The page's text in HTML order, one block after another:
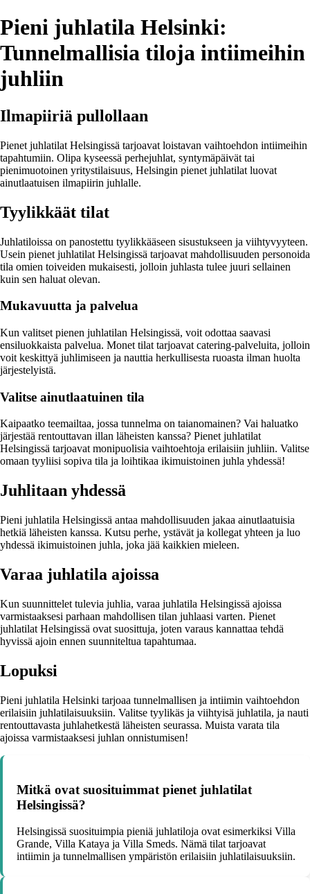
Pieni juhlatila Helsinki:
Tunnelmallisia tiloja intiimeihin
juhliin
Ilmapiiriä pullollaan
Pienet juhlatilat Helsingissä tarjoavat loistavan vaihtoehdon intiimeihin
tapahtumiin. Olipa kyseessä perhejuhlat, syntymäpäivät tai
pienimuotoinen yritystilaisuus, Helsingin pienet juhlatilat luovat
ainutlaatuisen ilmapiirin juhlalle.
Tyylikkäät tilat
Juhlatiloissa on panostettu tyylikkääseen sisustukseen ja viihtyvyyteen.
Usein pienet juhlatilat Helsingissä tarjoavat mahdollisuuden personoida
tila omien toiveiden mukaisesti, jolloin juhlasta tulee juuri sellainen
kuin sen haluat olevan.
Mukavuutta ja palvelua
Kun valitset pienen juhlatilan Helsingissä, voit odottaa saavasi
ensiluokkaista palvelua. Monet tilat tarjoavat catering-palveluita, jolloin
voit keskittyä juhlimiseen ja nauttia herkullisesta ruoasta ilman huolta
järjestelyistä.
Valitse ainutlaatuinen tila
Kaipaatko teemailtaa, jossa tunnelma on taianomainen? Vai haluatko
järjestää rentouttavan illan läheisten kanssa? Pienet juhlatilat
Helsingissä tarjoavat monipuolisia vaihtoehtoja erilaisiin juhliin. Valitse
omaan tyyliisi sopiva tila ja loihtikaa ikimuistoinen juhla yhdessä!
Juhlitaan yhdessä
Pieni juhlatila Helsingissä antaa mahdollisuuden jakaa ainutlaatuisia
hetkiä läheisten kanssa. Kutsu perhe, ystävät ja kollegat yhteen ja luo
yhdessä ikimuistoinen juhla, joka jää kaikkien mieleen.
Varaa juhlatila ajoissa
Kun suunnittelet tulevia juhlia, varaa juhlatila Helsingissä ajoissa
varmistaaksesi parhaan mahdollisen tilan juhlaasi varten. Pienet
juhlatilat Helsingissä ovat suosittuja, joten varaus kannattaa tehdä
hyvissä ajoin ennen suunniteltua tapahtumaa.
Lopuksi
Pieni juhlatila Helsinki tarjoaa tunnelmallisen ja intiimin vaihtoehdon
erilaisiin juhlatilaisuuksiin. Valitse tyylikäs ja viihtyisä juhlatila, ja nauti
rentouttavasta juhlahetkestä läheisten seurassa. Muista varata tila
ajoissa varmistaaksesi juhlan onnistumisen!
Mitkä ovat suosituimmat pienet juhlatilat
Helsingissä?
Helsingissä suosituimpia pieniä juhlatiloja ovat esimerkiksi Villa
Grande, Villa Kataya ja Villa Smeds. Nämä tilat tarjoavat
intiimin ja tunnelmallisen ympäristön erilaisiin juhlatilaisuuksiin.